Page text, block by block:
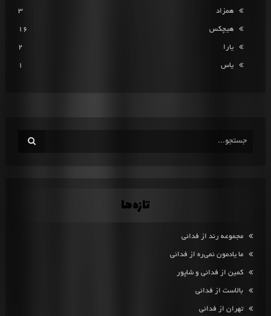
همزاد 3
هیچکس 16
یارا 2
یاس 1
تازه‌ها
مجموعه رند از فدائی
ما یادمون نمی‌ره از فدائی
کمین از فدائی و شاپور
بالاست از فدائی
تهران از فدائی